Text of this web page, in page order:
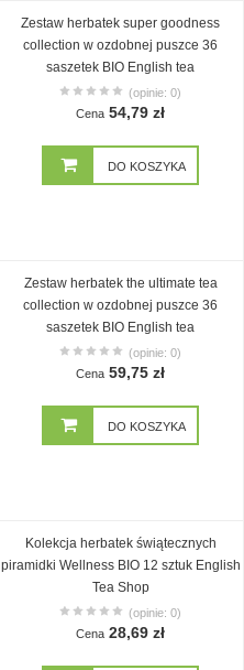
Zestaw herbatek super goodness
collection w ozdobnej puszce 36
saszetek BIO English tea
(opinie: 0)
Cena 54,79 zł
DO KOSZYKA
Zestaw herbatek the ultimate tea
collection w ozdobnej puszce 36
saszetek BIO English tea
(opinie: 0)
Cena 59,75 zł
DO KOSZYKA
Kolekcja herbatek świątecznych
piramidki Wellness BIO 12 sztuk English
Tea Shop
(opinie: 0)
Cena 28,69 zł